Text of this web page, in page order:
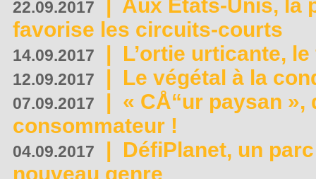
22.09.2017 | Aux Etats-Unis, la
favorise les circuits-courts
14.09.2017 | L’ortie urticante,
12.09.2017 | Le végétal à la
07.09.2017 | « CÅ“ur paysan
consommateur !
04.09.2017 | DéfiPlanet, un
nouveau genre